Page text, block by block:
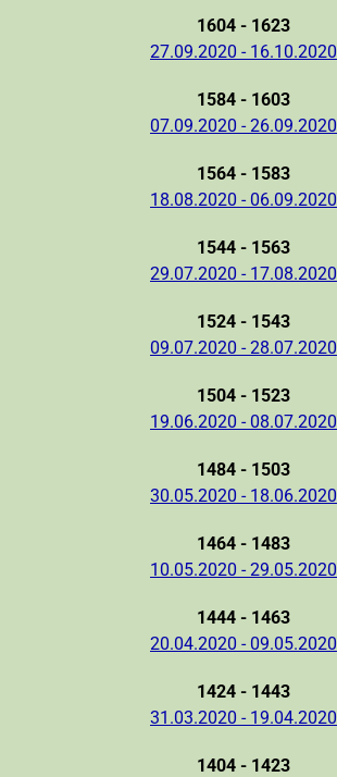
1604 - 1623
27.09.2020 - 16.10.2020
1584 - 1603
07.09.2020 - 26.09.2020
1564 - 1583
18.08.2020 - 06.09.2020
1544 - 1563
29.07.2020 - 17.08.2020
1524 - 1543
09.07.2020 - 28.07.2020
1504 - 1523
19.06.2020 - 08.07.2020
1484 - 1503
30.05.2020 - 18.06.2020
1464 - 1483
10.05.2020 - 29.05.2020
1444 - 1463
20.04.2020 - 09.05.2020
1424 - 1443
31.03.2020 - 19.04.2020
1404 - 1423